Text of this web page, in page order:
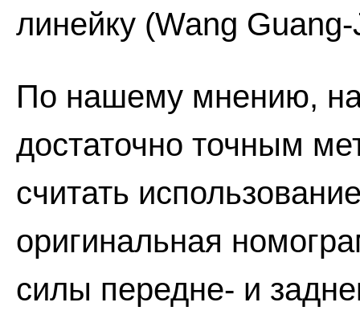
линейку (Wang
По нашему мнению,
достаточно точным
считать
оригинальная
силы передне- и